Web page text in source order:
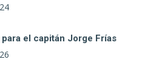
el capitán Jorge Frías